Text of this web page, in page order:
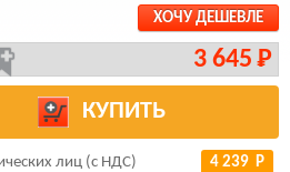
ХОЧУ ДЕШЕВЛЕ
3 645 Р
КУПИТЬ
лиц (с НДС) 4 239 Р